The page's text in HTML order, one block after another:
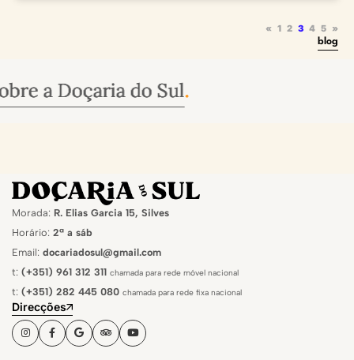
« 1 2 3 4 5 »
blog
do Sul.
do Sul.
do Sul.
Morada: R. Elias Garcia 15, Silves
Horário: 2ª a sáb
Email: docariadosul@gmail.com
t: (+351) 961 312 311 chamada para rede móvel nacional
t: (+351) 282 445 080 chamada para rede fixa nacional
Direcções